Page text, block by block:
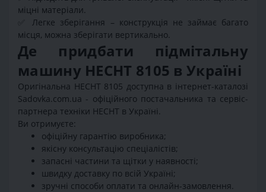
міцні матеріали.
Легке зберігання – конструкція не займає багато
місця, можна зберігати вертикально.
Де придбати підмітальну
машину HECHT 8105 в Україні
Оригінальна HECHT 8105 доступна в інтернет-каталозі
Sadovka.com.ua - офіційного постачальника та сервіс-
партнера техніки HECHT в Україні.
Ви отримуєте:
офіційну гарантію виробника;
якісну консультацію спеціалістів;
запасні частини та щітки у наявності;
швидку доставку по всій Україні;
зручні способи оплати та онлайн-замовлення.